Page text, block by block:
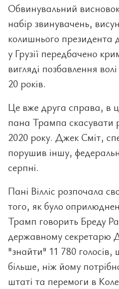
Обвинувальний
набір звинувачень,
колишнього президента
у Грузії передбачено
вигляді позбавлення
20 років.
Це вже друга справа, в
пана Трампа скасувати
2020 року. Джек Сміт,
порушив іншу,
серпні.
Пані Вілліс розпочала
того, як було
Трамп говорить Бреду
державному секретарю
"знайти" 11 780
більше, ніж йому
штаті та перемоги в